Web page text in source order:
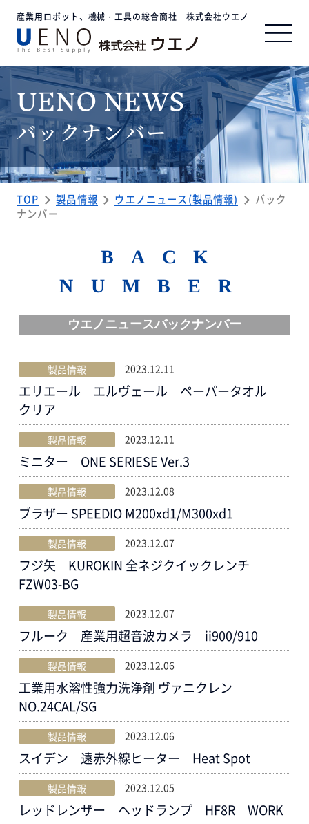
産業用ロボット、機械・工具の総合商社 株式会社ウエノ
事業内容
企業情報
サステナビリティ
お問い合わせ
UENO NEWS
バックナンバー
TOP 製品情報 ウエノニュース(製品情報)
バック
ナンバー
BACK
NUMBER
ウエノニュースバックナンバー
製品情報 2023.12.11
エリエール エルヴェール ペーパータオル
クリア
製品情報 2023.12.11
ミニター ONE SERIESE Ver.3
製品情報 2023.12.08
ブラザー SPEEDIO M200xd1/M300xd1
製品情報 2023.12.07
フジ矢 KUROKIN 全ネジクイックレンチ
FZW03-BG
製品情報 2023.12.07
フルーク 産業用超音波カメラ ii900/910
製品情報 2023.12.06
工業用水溶性強力洗浄剤 ヴァニクレン
NO.24CAL/SG
製品情報 2023.12.06
スイデン 遠赤外線ヒーター Heat Spot
製品情報 2023.12.05
レッドレンザー ヘッドランプ HF8R WORK